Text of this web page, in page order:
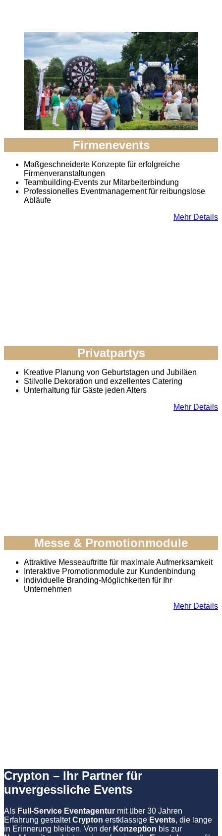
Firmenevents
Maßgeschneiderte Konzepte für erfolgreiche
Firmenveranstaltungen
Teambuilding-Events zur Mitarbeiterbindung
Professionelles Eventmanagement für reibungslose
Abläufe
Mehr Details
Privatpartys
Kreative Planung von Geburtstagen und Jubiläen
Stilvolle Dekoration und exzellentes Catering
Unterhaltung für Gäste jeden Alters
Mehr Details
Messe & Promotionmodule
Attraktive Messeauftritte für maximale Aufmerksamkeit
Interaktive Promotionmodule zur Kundenbindung
Individuelle Branding-Möglichkeiten für Ihr
Unternehmen
Mehr Details
Crypton – Ihr Partner für
unvergessliche Events
Als Full-Service Eventagentur mit über 30 Jahren
Erfahrung gestaltetCrypton erstklassige Events, die lange
in Erinnerung bleiben. Von der Konzeption bis zur